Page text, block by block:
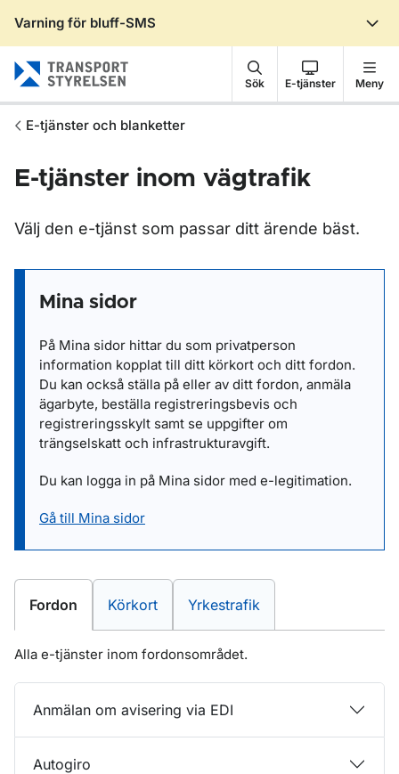
Varning för bluff-SMS
Sök E-tjänster Meny
E-tjänster och blanketter
E-tjänster inom vägtrafik
Välj den e-tjänst som passar ditt ärende bäst.
Mina sidor
På Mina sidor hittar du som privatperson
information kopplat till ditt körkort och ditt fordon.
Du kan också ställa på eller av ditt fordon, anmäla
ägarbyte, beställa registreringsbevis och
registreringsskylt samt se uppgifter om
trängselskatt och infrastrukturavgift.
Du kan logga in på Mina sidor med e-legitimation.
Gå till Mina sidor
E-tjänster inom
Fordon E-tjänster inom
Körkort E-tjänster inom
Yrkestrafik
Alla e-tjänster inom fordonsområdet.
Anmälan om avisering via EDI
Autogiro